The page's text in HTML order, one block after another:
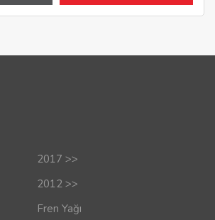
2017 >>
2012 >>
Fren Yağı